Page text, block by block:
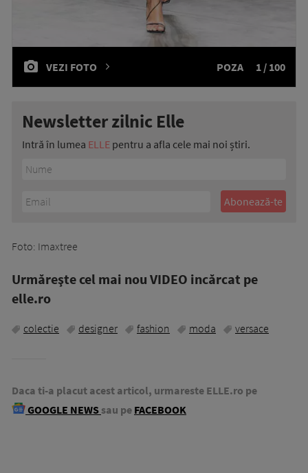
VEZI FOTO POZA 1 / 100
Newsletter zilnic Elle
Intră în lumea ELLE pentru a afla cele mai noi știri.
Foto: Imaxtree
Urmăreşte cel mai nou VIDEO incărcat pe
elle.ro
colectie designer fashion moda versace
Daca ti-a placut acest articol, urmareste ELLE.ro pe
GOOGLE NEWS sau pe FACEBOOK